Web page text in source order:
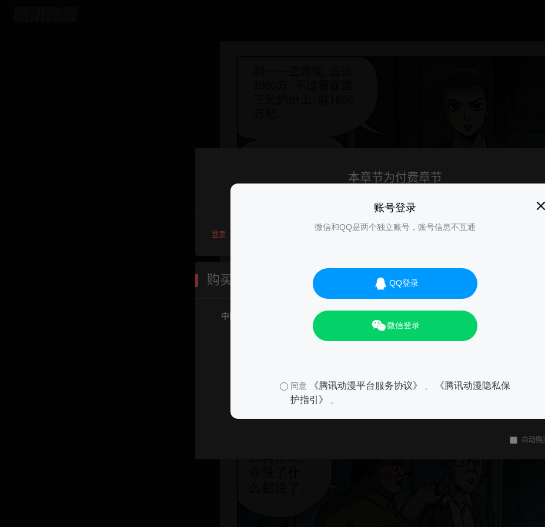
账号登录
微信和QQ是两个独立账号，账号信息不互通
QQ登录
微信登录
同意 《腾讯动漫平台服务协议》
《腾讯动漫隐私保
护指引》
。